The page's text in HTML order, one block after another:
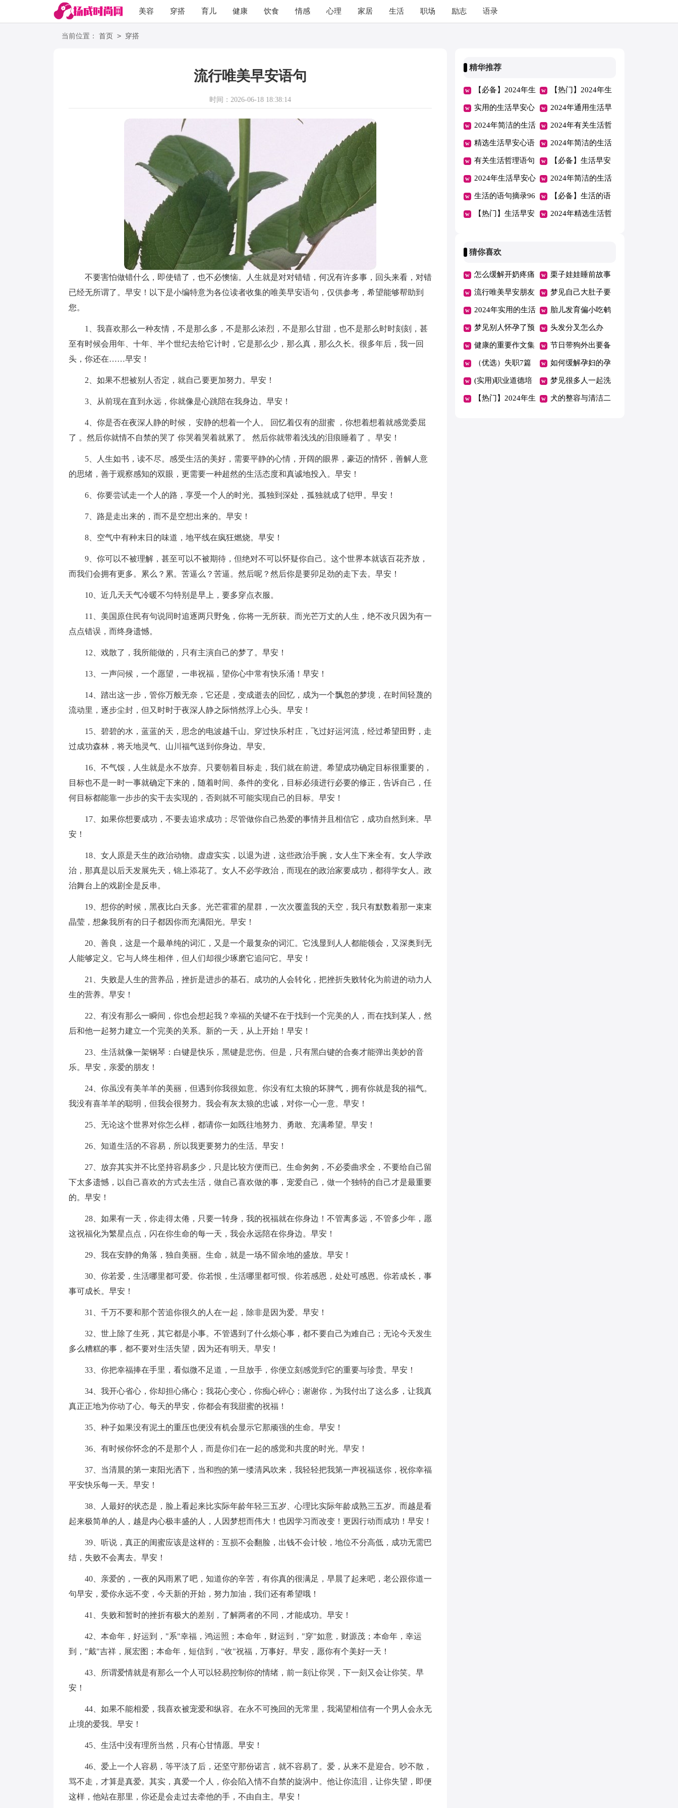
美容 穿搭 育儿 健康 饮食 情感 心理 家居 生活 职场 励志 语录
当前位置： 首页 > 穿搭
流行唯美早安语句
时间：2026-06-18 18:38:14
不要害怕做错什么，即使错了，也不必懊恼。人生就是对对错错，何况有许多事，回头来看，对错
已经无所谓了。早安！以下是小编特意为各位读者收集的唯美早安语句，仅供参考，希望能够帮助到
您。
1、我喜欢那么一种友情，不是那么多，不是那么浓烈，不是那么甘甜，也不是那么时时刻刻，甚
至有时候会用年、十年、半个世纪去给它计时，它是那么少，那么真，那么久长。很多年后，我一回
头，你还在……早安！
2、如果不想被别人否定，就自己要更加努力。早安！
3、从前现在直到永远，你就像是心跳陪在我身边。早安！
4、你是否在夜深人静的时候， 安静的想着一个人。 回忆着仅有的甜蜜 ，你想着想着就感觉委屈
了 。然后你就情不自禁的哭了 你哭着哭着就累了。 然后你就带着浅浅的泪痕睡着了 。早安！
5、人生如书，读不尽。感受生活的美好，需要平静的心情，开阔的眼界，豪迈的情怀，善解人意
的思绪，善于观察感知的双眼，更需要一种超然的生活态度和真诚地投入。早安！
6、你要尝试走一个人的路，享受一个人的时光。孤独到深处，孤独就成了铠甲。早安！
7、路是走出来的，而不是空想出来的。早安！
8、空气中有种末日的味道，地平线在疯狂燃烧。早安！
9、你可以不被理解，甚至可以不被期待，但绝对不可以怀疑你自己。这个世界本就该百花齐放，
而我们会拥有更多。累么？累。苦逼么？苦逼。然后呢？然后你是要卯足劲的走下去。早安！
10、近几天天气冷暖不匀特别是早上，要多穿点衣服。
11、美国原住民有句说同时追逐两只野兔，你将一无所获。而光芒万丈的人生，绝不改只因为有一
点点错误，而终身遗憾。
12、戏散了，我所能做的，只有主演自己的梦了。早安！
13、一声问候，一个愿望，一串祝福，望你心中常有快乐涌！早安！
14、踏出这一步，管你万般无奈，它还是，变成逝去的回忆，成为一个飘忽的梦境，在时间轻蔑的
流动里，逐步尘封，但又时时于夜深人静之际悄然浮上心头。早安！
15、碧碧的水，蓝蓝的天，思念的电波越千山。穿过快乐村庄，飞过好运河流，经过希望田野，走
过成功森林，将天地灵气、山川福气送到你身边。早安。
16、不气馁，人生就是永不放弃。只要朝着目标走，我们就在前进。希望成功确定目标很重要的，
目标也不是一时一事就确定下来的，随着时间、条件的变化，目标必须进行必要的修正，告诉自己，任
何目标都能靠一步步的实干去实现的，否则就不可能实现自己的目标。早安！
17、如果你想要成功，不要去追求成功；尽管做你自己热爱的事情并且相信它，成功自然到来。早
安！
18、女人原是天生的政治动物。虚虚实实，以退为进，这些政治手腕，女人生下来全有。女人学政
治，那真是以后天发展先天，锦上添花了。女人不必学政治，而现在的政治家要成功，都得学女人。政
治舞台上的戏剧全是反串。
19、想你的时候，黑夜比白天多。光芒霍霍的星群，一次次覆盖我的天空，我只有默数着那一束束
晶莹，想象我所有的日子都因你而充满阳光。早安！
20、善良，这是一个最单纯的词汇，又是一个最复杂的词汇。它浅显到人人都能领会，又深奥到无
人能够定义。它与人终生相伴，但人们却很少琢磨它追问它。早安！
21、失败是人生的营养品，挫折是进步的基石。成功的人会转化，把挫折失败转化为前进的动力人
生的营养。早安！
22、有没有那么一瞬间，你也会想起我？幸福的关键不在于找到一个完美的人，而在找到某人，然
后和他一起努力建立一个完美的关系。新的一天，从上开始！早安！
23、生活就像一架钢琴：白键是快乐，黑键是悲伤。但是，只有黑白键的合奏才能弹出美妙的音
乐。早安，亲爱的朋友！
24、你虽没有美羊羊的美丽，但遇到你我很如意。你没有红太狼的坏脾气，拥有你就是我的福气。
我没有喜羊羊的聪明，但我会很努力。我会有灰太狼的忠诚，对你一心一意。早安！
25、无论这个世界对你怎么样，都请你一如既往地努力、勇敢、充满希望。早安！
26、知道生活的不容易，所以我更要努力的生活。早安！
27、放弃其实并不比坚持容易多少，只是比较方便而已。生命匆匆，不必委曲求全，不要给自己留
下太多遗憾，以自己喜欢的方式去生活，做自己喜欢做的事，宠爱自己，做一个独特的自己才是最重要
的。早安！
28、如果有一天，你走得太倦，只要一转身，我的祝福就在你身边！不管离多远，不管多少年，愿
这祝福化为繁星点点，闪在你生命的每一天，我会永远陪在你身边。早安！
29、我在安静的角落，独自美丽。生命，就是一场不留余地的盛放。早安！
30、你若爱，生活哪里都可爱。你若恨，生活哪里都可恨。你若感恩，处处可感恩。你若成长，事
事可成长。早安！
31、千万不要和那个苦追你很久的人在一起，除非是因为爱。早安！
32、世上除了生死，其它都是小事。不管遇到了什么烦心事，都不要自己为难自己；无论今天发生
多么糟糕的事，都不要对生活失望，因为还有明天。早安！
33、你把幸福捧在手里，看似微不足道，一旦放手，你便立刻感觉到它的重要与珍贵。早安！
34、我开心省心，你却担心痛心；我花心变心，你痴心碎心；谢谢你，为我付出了这么多，让我真
真正正地为你动了心。每天的早安，你都会有我甜蜜的祝福！
35、种子如果没有泥土的重压也便没有机会显示它那顽强的生命。早安！
36、有时候你怀念的不是那个人，而是你们在一起的感觉和共度的时光。早安！
37、当清晨的第一束阳光洒下，当和煦的第一缕清风吹来，我轻轻把我第一声祝福送你，祝你幸福
平安快乐每一天。早安！
38、人最好的状态是，脸上看起来比实际年龄年轻三五岁、心理比实际年龄成熟三五岁。而越是看
起来极简单的人，越是内心极丰盛的人，人因梦想而伟大！也因学习而改变！更因行动而成功！早安！
39、听说，真正的闺蜜应该是这样的：互损不会翻脸，出钱不会计较，地位不分高低，成功无需巴
结，失败不会离去。早安！
40、亲爱的，一夜的风雨累了吧，知道你的辛苦，有你真的很满足，早晨了起来吧，老公跟你道一
句早安，爱你永远不变，今天新的开始，努力加油，我们还有希望哦！
41、失败和暂时的挫折有极大的差别，了解两者的不同，才能成功。早安！
42、本命年，好运到，"系"幸福，鸿运照；本命年，财运到，"穿"如意，财源茂；本命年，幸运
到，"戴"吉祥，展宏图；本命年，短信到，"收"祝福，万事好。早安，愿你有个美好一天！
43、所谓爱情就是有那么一个人可以轻易控制你的情绪，前一刻让你哭，下一刻又会让你笑。早
安！
44、如果不能相爱，我喜欢被宠爱和纵容。在永不可挽回的无常里，我渴望相信有一个男人会永无
止境的爱我。早安！
45、生活中没有理所当然，只有心甘情愿。早安！
46、爱上一个人容易，等平淡了后，还坚守那份诺言，就不容易了。爱，从来不是迎合。吵不散，
骂不走，才算是真爱。其实，真爱一个人，你会陷入情不自禁的旋涡中。他让你流泪，让你失望，即便
这样，他站在那里，你还是会走过去牵他的手，不由自主。早安！
精华推荐
【必备】2024年生
活早安心语大集合
53条
【热门】2024年生
活早安心语QQ22
条
实用的生活早安心
语集锦61条
2024年通用生活早
安心语QQ汇编39
句
2024年简洁的生活
早安心语朋友圈合
集62条
2024年有关生活哲
理语句集锦37条
精选生活早安心语
微信大集合57条
2024年简洁的生活
的语句合集58条
有关生活哲理语句
汇编66句
【必备】生活早安
心语微信47句
2024年生活早安心
语QQ汇总60句
2024年简洁的生活
早安心语朋友圈57
条
生活的语句摘录96
条
【必备】生活的语
句锦集75句
【热门】生活早安 2024年精选生活哲
猜你喜欢
怎么缓解开奶疼痛 栗子娃娃睡前故事
流行唯美早安朋友
圈大全185句精选
梦见自己大肚子要
生了代表什么预兆
2024年实用的生活
早安心语QQ集合
69句
胎儿发育偏小吃鹌
鹑蛋可以吗
梦见别人怀孕了预
示什么
头发分叉怎么办
健康的重要作文集
锦(3篇)
节日带狗外出要备
足干粮
（优选）失职7篇 如何缓解孕妇的孕
吐反应情况
(实用)职业道德培
训心得体会15篇
梦见很多人一起洗
澡
【热门】2024年生 犬的整容与清洁二